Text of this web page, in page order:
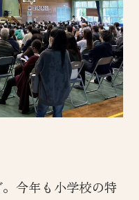
今年も小学校の特